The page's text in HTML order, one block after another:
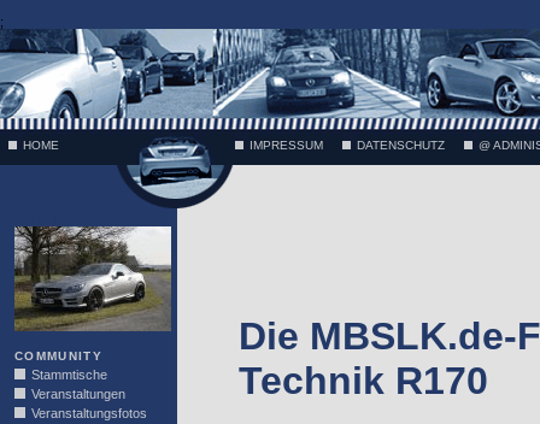
;
HOME IMPRESSUM DATENSCHUTZ @
COMMUNITY
Stammtische
Veranstaltungen
Veranstaltungsfotos
Die MBSLK.de-
Technik R170